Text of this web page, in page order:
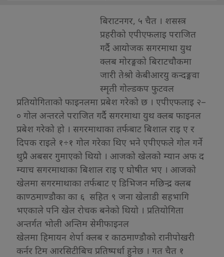
बिराटनगर, ५ चैत । शसस्त्र
प्रहरीको एपीएफलाइ पराजित
गर्दै आयोजक सगरमाथा युथ
क्लब मोरङ्गको बिराटचौकमा
जारी तेश्रो केबीआरयु कन्दङ्गवा
स्मृती गोल्डकप फुटवल
प्रतियोगिताको फाइनलमा प्रबेश गरेको छ । एपीएफलाइ २–
० गोल अन्तरले पराजित गर्दै सगरमाथा युथ क्लब फाइनल
प्रबेश गरेको हो । सगरमाथाका तर्फबाट बिशाल राइ ए र
दिपक राइले १÷१ गोल गरेका थिए भने एपीएफले गोल गर्ने
थुप्रै अबसर गुमाएको थियो । आजको खेलको म्यान अफ द
म्याच सगरमाथाका बिशाल राइ ए घोषीत भए । आजको
खेलमा सगरमाथाका तर्फबाट ए डिभिजन मछिन्द्र क्लब
काण्ठमाण्डौका का ६ सहित ९ जना खेलाडी सहभागि
भएकाले पनि खेल रोचक बनेको थियो । प्रतियोगिता
अन्तर्गत भोली अन्तिम सेमीफाइनल
खेलमा हिमायन शेर्पा क्लब र काठमाण्डौको रानीपोखरी
कर्नर टिम आरसिटीबिच प्रतिष्पर्धा हुनेछ । गत चैत १